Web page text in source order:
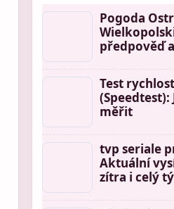
Pogoda
předpověď
Test
(Speedtest):
měřit
tvp seriale
Aktuální
zítra i celý